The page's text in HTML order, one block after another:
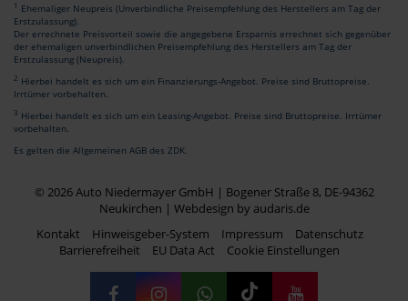
1 Ehemaliger Neupreis (Unverbindliche Preisempfehlung des Herstellers am Tag der
Erstzulassung).
Der errechnete Preisvorteil sowie die angegebene Ersparnis errechnet sich gegenüber
der ehemaligen unverbindlichen Preisempfehlung des Herstellers am Tag der
Erstzulassung (Neupreis).
2 Hierbei handelt es sich um ein Finanzierungs-Angebot. Preise sind Bruttopreise.
Irrtümer vorbehalten.
3 Hierbei handelt es sich um ein Leasing-Angebot. Preise sind Bruttopreise. Irrtümer
vorbehalten.
Es gelten die Allgemeinen AGB des ZDK.
© 2026 Auto Niedermayer GmbH | Bogener Straße 8, DE-94362
Neukirchen | Webdesign by audaris.de
Kontakt
Hinweisgeber-System Impressum
Datenschutz
Barrierefreiheit
EU Data Act Cookie Einstellungen